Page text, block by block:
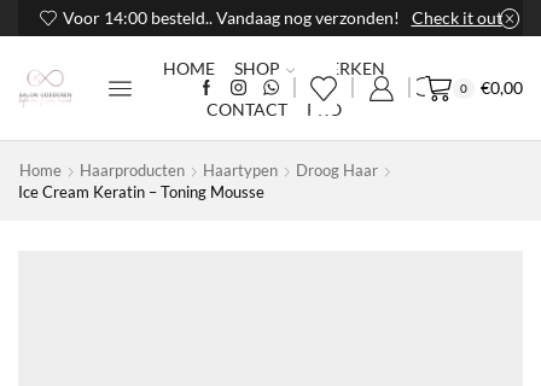
Voor 14:00 besteld.. Vandaag nog verzonden! Check it out
HOME SHOP
MERKEN
CONTACT
PRO
0 €0,00
Home Haarproducten Haartypen
Droog Haar
Ice Cream Keratin – Toning Mousse